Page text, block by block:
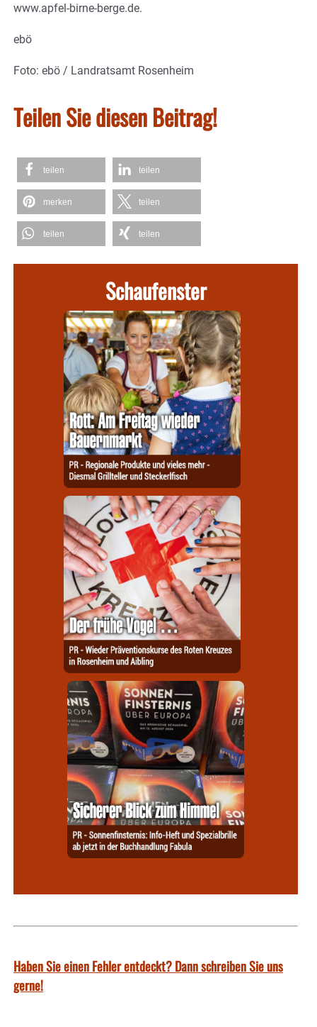
www.apfel-birne-berge.de.
ebö
Foto: ebö / Landratsamt Rosenheim
Teilen Sie diesen Beitrag!
teilen teilen
merken teilen
teilen teilen
Schaufenster
Haben Sie einen Fehler entdeckt? Dann schreiben Sie uns
gerne!